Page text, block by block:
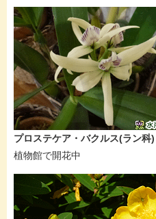
プロステケア・バクルス(ラン科)
植物館で開花中